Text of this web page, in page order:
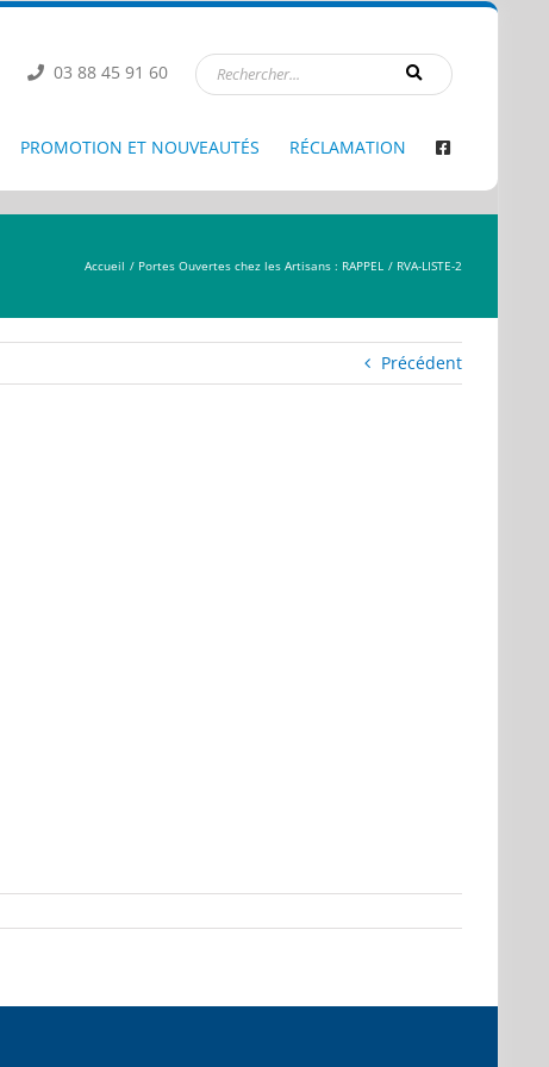
03 88 45 91 60
PROMOTION ET NOUVEAUTÉS RÉCLAMATION
Accueil Portes Ouvertes chez les Artisans : RAPPEL RVA-LISTE-2
Précédent